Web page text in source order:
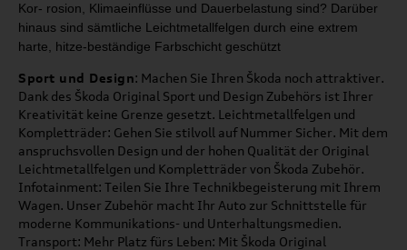
Kor- rosion, Klimaeinflüsse und Dauer­belastung sind? Darüber
hinaus sind sämtliche Leichtmetallfelgen durch eine extrem
harte, hitze-beständige Farbschicht geschützt
Sport und Design: Machen Sie Ihren Škoda noch attraktiver.
Dank des Škoda Original Sport und Design Zubehörs ist Ihrer
Kreativität keine Grenze gesetzt. Leichtmetallfelgen und
Kompletträder: Gehen Sie stilvoll auf Nummer Sicher. Mit dem
anspruchsvollen Design und der hohen Qualität der Original
Leichtmetallfelgen und Kompletträder von Škoda Zubehör.
Infotainment: Teilen Sie Ihre Technikbegeisterung mit Ihrem
Wagen. Unser Zubehör macht Ihr Auto zur Schnittstelle für
moderne Kommunikations- und Unterhaltungsmedien.
Transport: Mehr Platz fürs Leben: Mit Škoda Original